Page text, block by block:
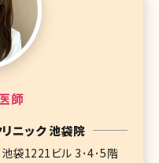
師
ニック 池袋院
袋1221ビル 3･4･5階